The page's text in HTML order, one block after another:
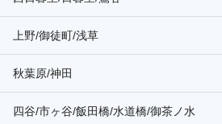
上野/御徒町/浅草
秋葉原/神田
四谷/市ヶ谷/飯田橋/水道橋/御茶ノ水